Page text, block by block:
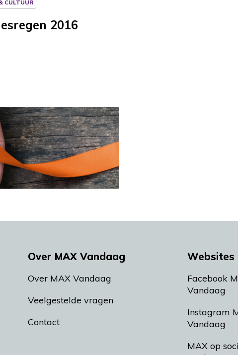
CULTUUR
2016
Over MAX Vandaag
Over MAX Vandaag
Veelgestelde vragen
Contact
Websites
Facebook
Vandaag
Instagram
Vandaag
MAX op